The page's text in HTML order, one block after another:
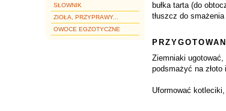
SŁOWNIK
ZIOŁA, PRZYPRAWY...
OWOCE EGZOTYCZNE
bułka tarta (do
tłuszcz do smażenia
Ziemniaki
podsmażyć na
Uformować